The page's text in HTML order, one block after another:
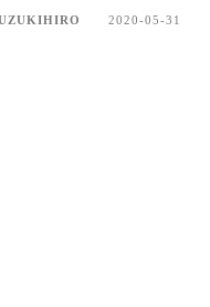
2020-05-31